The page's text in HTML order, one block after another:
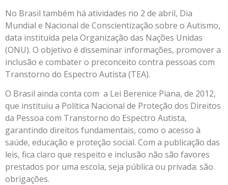
No Brasil também há atividades no 2 de abril, Dia
Mundial e Nacional de Conscientização sobre o Autismo,
data instituída pela Organização das Nações Unidas
(ONU). O objetivo é disseminar informações, promover a
inclusão e combater o preconceito contra pessoas com
Transtorno do Espectro Autista (TEA).
O Brasil ainda conta com a Lei Berenice Piana, de 2012,
que instituiu a Política Nacional de Proteção dos Direitos
da Pessoa com Transtorno do Espectro Autista,
garantindo direitos fundamentais, como o acesso à
saúde, educação e proteção social. Com a publicação das
leis, fica claro que respeito e inclusão não são favores
prestados por uma escola, seja pública ou privada: são
obrigações.